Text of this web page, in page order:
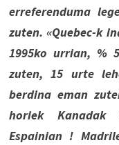
erreferenduma
zuten. «Quebec-k
1995ko urrian, %
zuten, 15 urte
berdina eman
horiek
Espainian !